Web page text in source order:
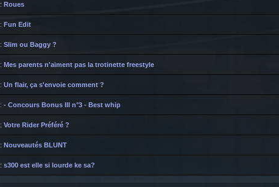
: Roues
: Fun Edit
: Slim ou Baggy ?
: Mes parents n'aiment pas la trotinette freestyle
: Un flair, ça s'envoie comment ?
: - Concours Bonus III n°3 - Best whip
: Votre Rider Préféré ?
: Nouveautés BLUNT
: s300 est elle si lourde ke sa?